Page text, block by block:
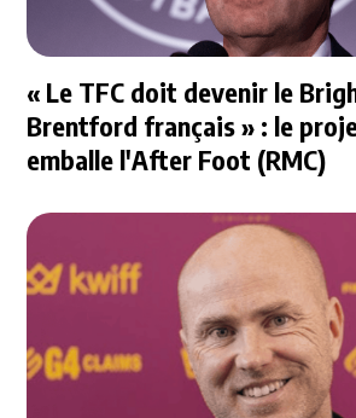
« Le TFC doit devenir le
Brentford français » : le
emballe l'After Foot (RMC)